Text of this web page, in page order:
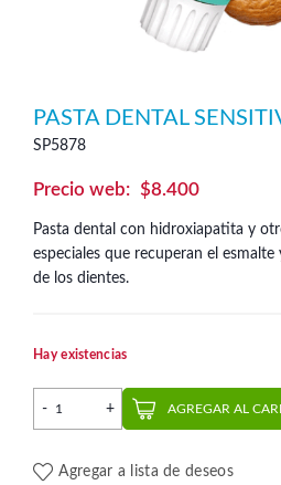
PASTA DENTAL
SP5878
$8.400
Pasta dental con hidroxiapatita y
especiales que recuperan el esmalte
de los dientes.
Hay existencias
Pasta Dental Sensitiv | Splat
AGREGAR AL
Agregar a lista de deseos